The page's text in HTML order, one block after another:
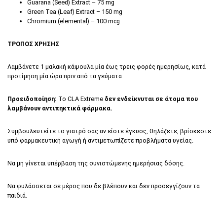
Guarana (Seed) Extract – 75 mg
Green Tea (Leaf) Extract – 150 mg
Chromium (elemental) – 100 mcg
ΤΡΟΠΟΣ ΧΡΗΣΗΣ
Λαμβάνετε 1 μαλακή κάψουλα μία έως τρεις φορές ημερησίως, κατά
προτίμηση μία ώρα πριν από τα γεύματα.
Προειδοποίηση: Το CLA Extreme δεν ενδείκνυται σε άτομα που
λαμβάνουν αντιπηκτικά φάρμακα.
Συμβουλευτείτε το γιατρό σας αν είστε έγκυος, θηλάζετε, βρίσκεστε
υπό φαρμακευτική αγωγή ή αντιμετωπίζετε προβλήματα υγείας.
Να μη γίνεται υπέρβαση της συνιστώμενης ημερήσιας δόσης.
Να φυλάσσεται σε μέρος που δε βλέπουν και δεν προσεγγίζουν τα
παιδιά.